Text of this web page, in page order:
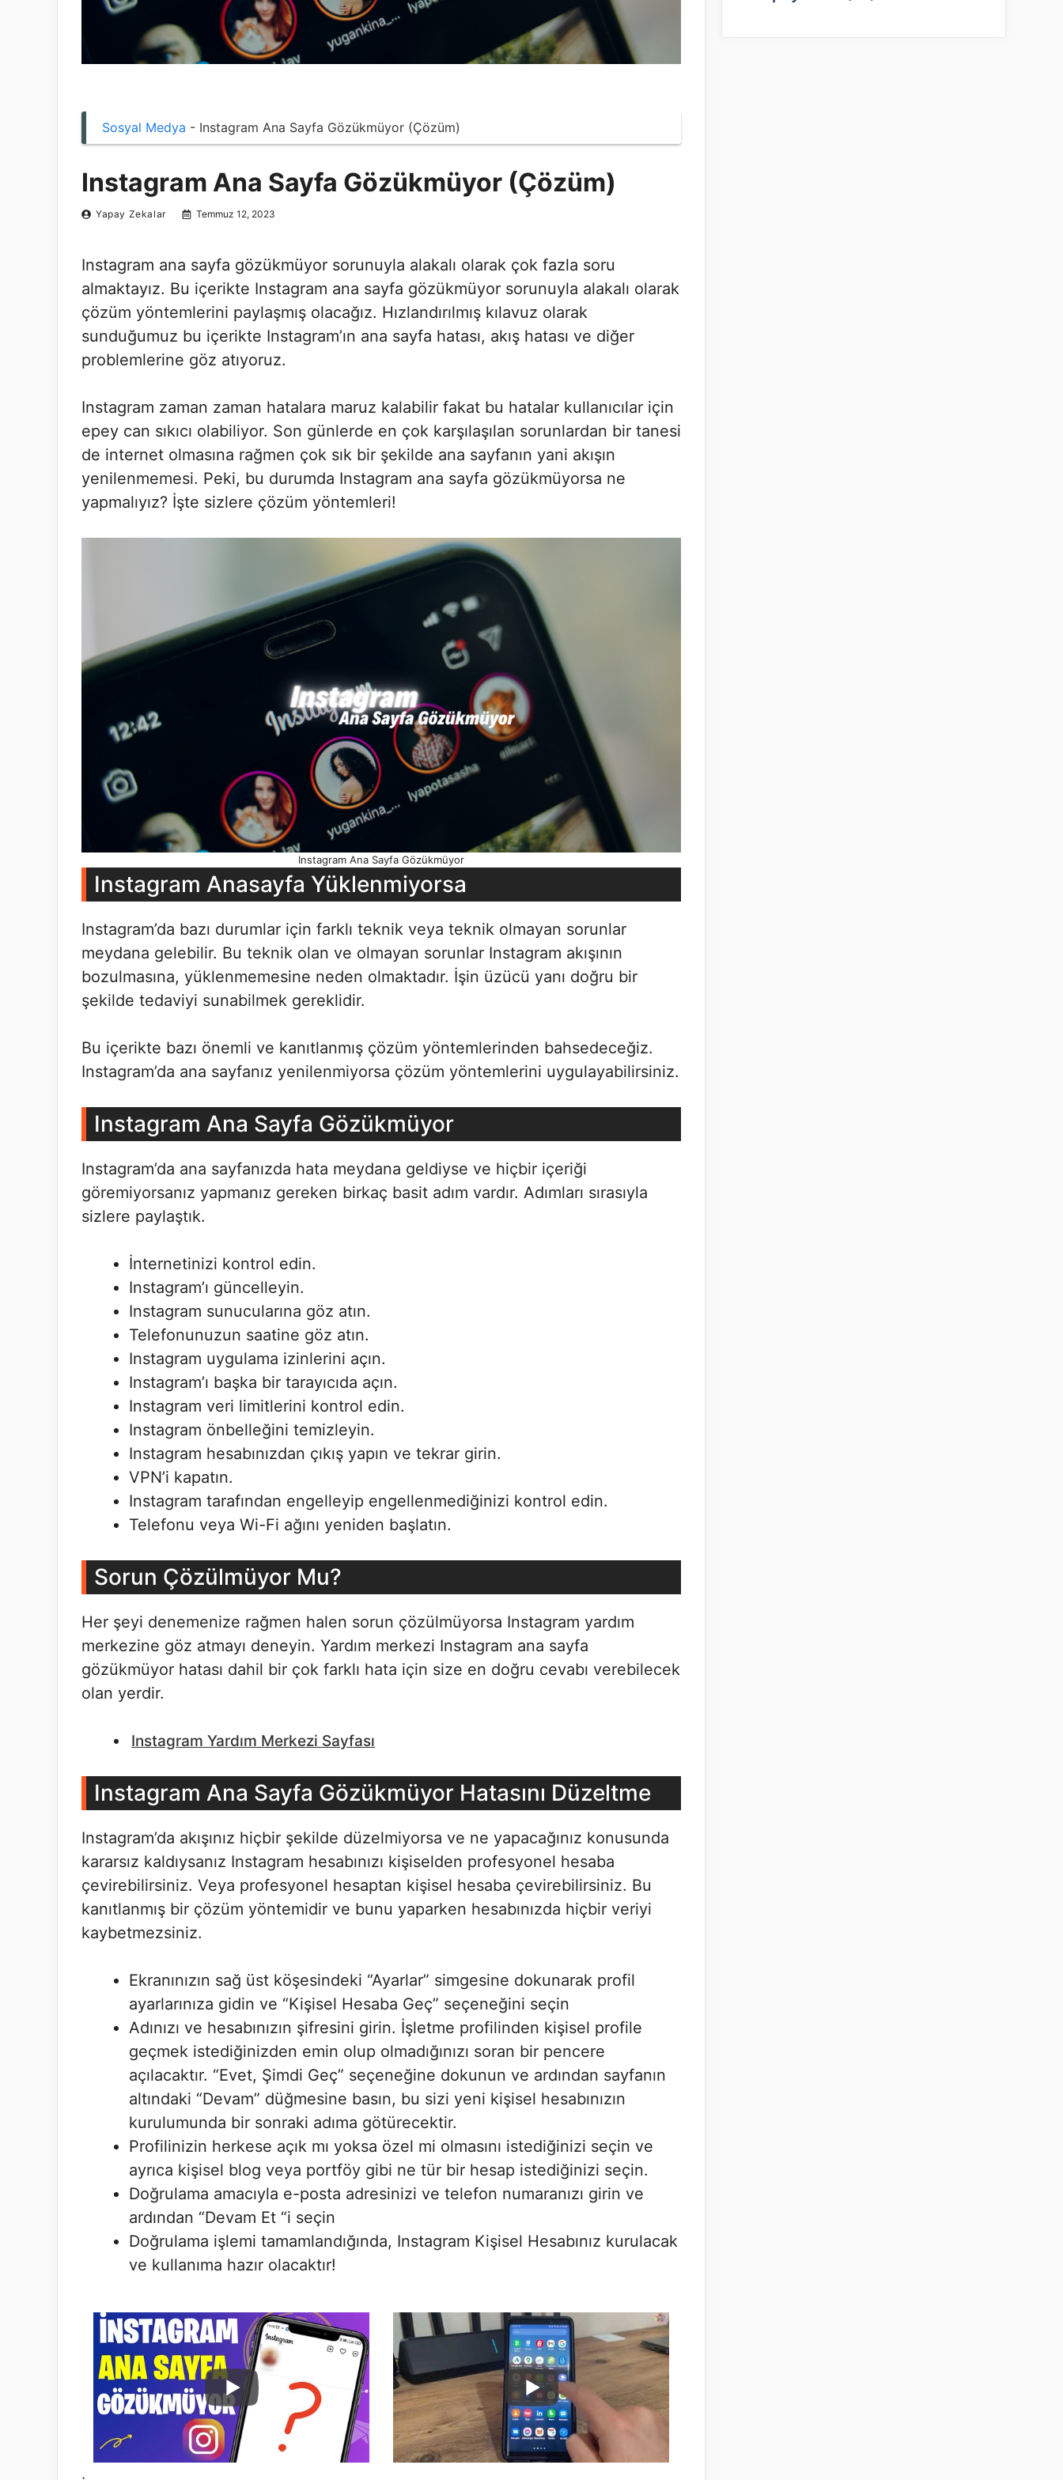
Sosyal Medya - Instagram Ana Sayfa Gözükmüyor (Çözüm)
Instagram Ana Sayfa Gözükmüyor (Çözüm)
Yapay Zekalar Temmuz 12, 2023
Instagram ana sayfa gözükmüyor sorunuyla alakalı olarak çok fazla soru
almaktayız. Bu içerikte Instagram ana sayfa gözükmüyor sorunuyla alakalı olarak
çözüm yöntemlerini paylaşmış olacağız. Hızlandırılmış kılavuz olarak
sunduğumuz bu içerikte Instagram’ın ana sayfa hatası, akış hatası ve diğer
problemlerine göz atıyoruz.
Instagram zaman zaman hatalara maruz kalabilir fakat bu hatalar kullanıcılar için
epey can sıkıcı olabiliyor. Son günlerde en çok karşılaşılan sorunlardan bir tanesi
de internet olmasına rağmen çok sık bir şekilde ana sayfanın yani akışın
yenilenmemesi. Peki, bu durumda Instagram ana sayfa gözükmüyorsa ne
yapmalıyız? İşte sizlere çözüm yöntemleri!
Instagram Ana Sayfa Gözükmüyor
Instagram Anasayfa Yüklenmiyorsa
Instagram’da bazı durumlar için farklı teknik veya teknik olmayan sorunlar
meydana gelebilir. Bu teknik olan ve olmayan sorunlar Instagram akışının
bozulmasına, yüklenmemesine neden olmaktadır. İşin üzücü yanı doğru bir
şekilde tedaviyi sunabilmek gereklidir.
Bu içerikte bazı önemli ve kanıtlanmış çözüm yöntemlerinden bahsedeceğiz.
Instagram’da ana sayfanız yenilenmiyorsa çözüm yöntemlerini uygulayabilirsiniz.
Instagram Ana Sayfa Gözükmüyor
Instagram’da ana sayfanızda hata meydana geldiyse ve hiçbir içeriği
göremiyorsanız yapmanız gereken birkaç basit adım vardır. Adımları sırasıyla
sizlere paylaştık.
İnternetinizi kontrol edin.
Instagram’ı güncelleyin.
Instagram sunucularına göz atın.
Telefonunuzun saatine göz atın.
Instagram uygulama izinlerini açın.
Instagram’ı başka bir tarayıcıda açın.
Instagram veri limitlerini kontrol edin.
Instagram önbelleğini temizleyin.
Instagram hesabınızdan çıkış yapın ve tekrar girin.
VPN’i kapatın.
Instagram tarafından engelleyip engellenmediğinizi kontrol edin.
Telefonu veya Wi-Fi ağını yeniden başlatın.
Sorun Çözülmüyor Mu?
Her şeyi denemenize rağmen halen sorun çözülmüyorsa Instagram yardım
merkezine göz atmayı deneyin. Yardım merkezi Instagram ana sayfa
gözükmüyor hatası dahil bir çok farklı hata için size en doğru cevabı verebilecek
olan yerdir.
Instagram Yardım Merkezi Sayfası
Instagram Ana Sayfa Gözükmüyor Hatasını Düzeltme
Instagram’da akışınız hiçbir şekilde düzelmiyorsa ve ne yapacağınız konusunda
kararsız kaldıysanız Instagram hesabınızı kişiselden profesyonel hesaba
çevirebilirsiniz. Veya profesyonel hesaptan kişisel hesaba çevirebilirsiniz. Bu
kanıtlanmış bir çözüm yöntemidir ve bunu yaparken hesabınızda hiçbir veriyi
kaybetmezsiniz.
Ekranınızın sağ üst köşesindeki “Ayarlar” simgesine dokunarak profil
ayarlarınıza gidin ve “Kişisel Hesaba Geç” seçeneğini seçin
Adınızı ve hesabınızın şifresini girin. İşletme profilinden kişisel profile
geçmek istediğinizden emin olup olmadığınızı soran bir pencere
açılacaktır. “Evet, Şimdi Geç” seçeneğine dokunun ve ardından sayfanın
altındaki “Devam” düğmesine basın, bu sizi yeni kişisel hesabınızın
kurulumunda bir sonraki adıma götürecektir.
Profilinizin herkese açık mı yoksa özel mi olmasını istediğinizi seçin ve
ayrıca kişisel blog veya portföy gibi ne tür bir hesap istediğinizi seçin.
Doğrulama amacıyla e-posta adresinizi ve telefon numaranızı girin ve
ardından “Devam Et “i seçin
Doğrulama işlemi tamamlandığında, Instagram Kişisel Hesabınız kurulacak
ve kullanıma hazır olacaktır!